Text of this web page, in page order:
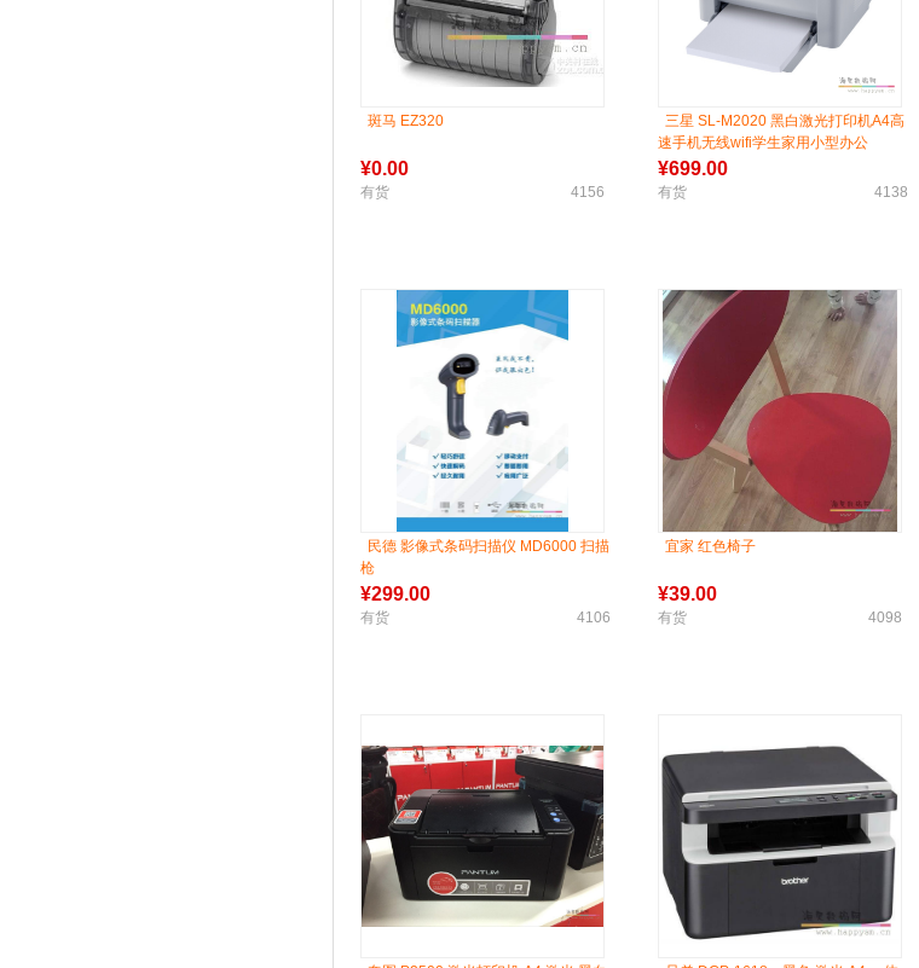
斑马 EZ320
¥0.00
有货 4156
三星 SL-M2020 黑白激光打印机A4高
速手机无线wifi学生家用小型办公
¥699.00
有货 4138
民德 影像式条码扫描仪 MD6000 扫描
枪
¥299.00
有货 4106
宜家 红色椅子
¥39.00
有货 4098